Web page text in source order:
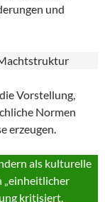
und
die Vorstellung,
Normen
erzeugen.
als kulturelle
„einheitlicher
kritisiert.